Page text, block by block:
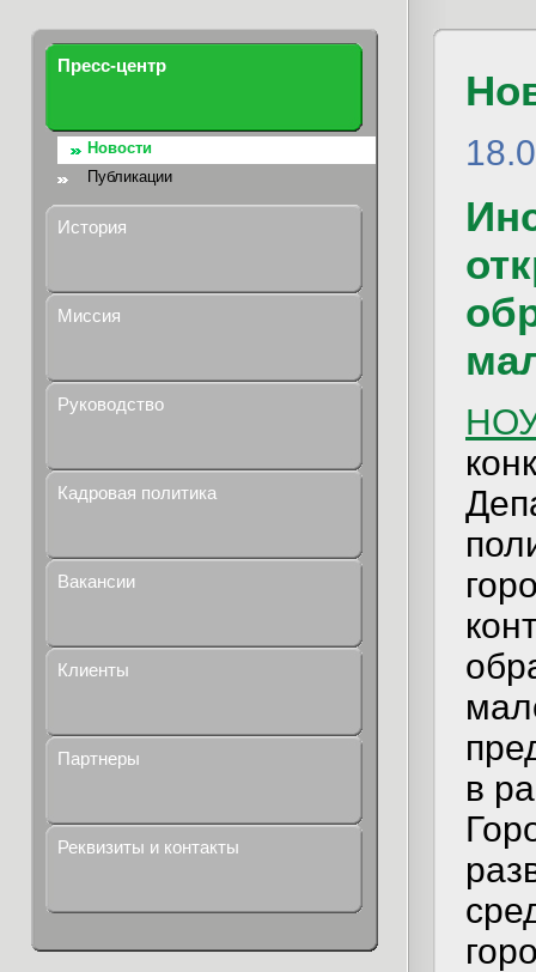
Пресс-центр
Новости
Публикации
История
Миссия
Руководство
Кадровая политика
Вакансии
Клиенты
Партнеры
Реквизиты и контакты
в